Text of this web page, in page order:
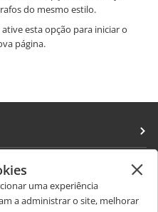
do mesmo estilo.
esta opção para iniciar o
página.
uma experiência
a administrar o site, melhorar